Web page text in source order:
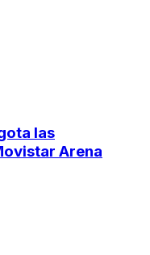
las
Arena